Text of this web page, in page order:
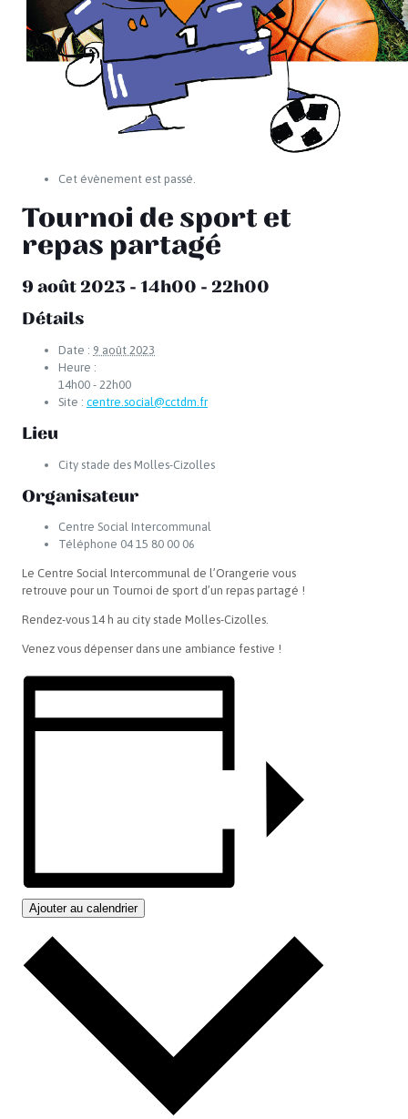
Cet évènement est passé.
Tournoi de sport et
repas partagé
9 août 2023 - 14h00 - 22h00
Détails
Date : 9 août 2023
Heure :
14h00 - 22h00
Site : centre.social@cctdm.fr
Lieu
City stade des Molles-Cizolles
Organisateur
Centre Social Intercommunal
Téléphone 04 15 80 00 06
Le Centre Social Intercommunal de l’Orangerie vous
retrouve pour un Tournoi de sport d’un repas partagé !
Rendez-vous 14 h au city stade Molles-Cizolles.
Venez vous dépenser dans une ambiance festive !
Ajouter au calendrier